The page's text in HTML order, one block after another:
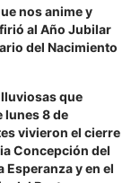
nos anime y
al Año Jubilar
del Nacimiento
que
lunes 8 de
vivieron el cierre
Concepción del
Esperanza y en el